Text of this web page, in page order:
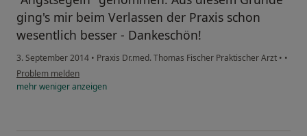
ging's mir beim Verlassen der Praxis schon
wesentlich besser - Dankeschön!
3. September 2014 • Praxis Dr.med. Thomas Fischer Praktischer Arzt • •
Problem melden
mehrwenigeranzeigen